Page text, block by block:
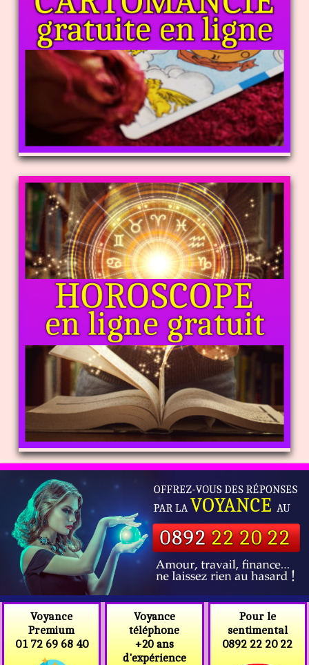
Voyance
Premium
01 72 69 68 40
Voyance
téléphone
+20 ans
d'expérience
Pour le
sentimental
0892 22 20 22